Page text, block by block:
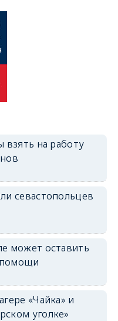
взять на работу
севастопольцев
может оставить
«Чайка» и
уголке»